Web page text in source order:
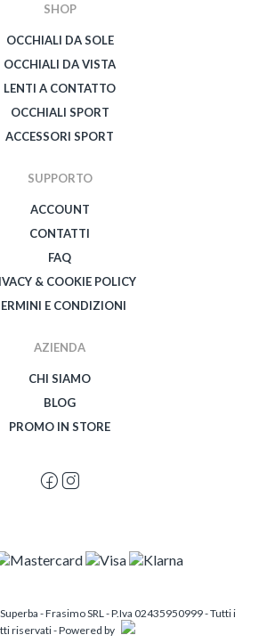
SHOP
OCCHIALI DA SOLE
OCCHIALI DA VISTA
LENTI A CONTATTO
OCCHIALI SPORT
ACCESSORI SPORT
SUPPORTO
ACCOUNT
CONTATTI
FAQ
& COOKIE POLICY
E CONDIZIONI
AZIENDA
CHI SIAMO
BLOG
PROMO IN STORE
- Frasimo SRL - P.Iva 02435950999 - Tutti i
riservati - Powered by